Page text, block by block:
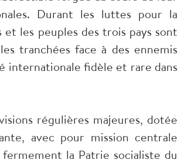
Durant les luttes pour la
les peuples des trois pays sont
tranchées face à des ennemis
internationale fidèle et rare dans
régulières majeures, dotée
avec pour mission centrale
la Patrie socialiste du